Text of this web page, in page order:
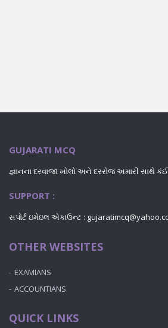
GUJARATI MCQ
જ્ઞાનના દરવાજા ખોલો અને દરરોજ અમારી સાથે
SUPPORT :
સપોર્ટ ઇમેઇલ એકાઉન્ટ :
OTHER WEBSITES
EXAMIANS
ACCOUNTIANS
QUICK LINKS